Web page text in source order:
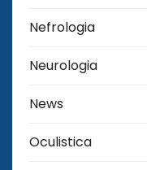
Nefrologia
Neurologia
News
Oculistica